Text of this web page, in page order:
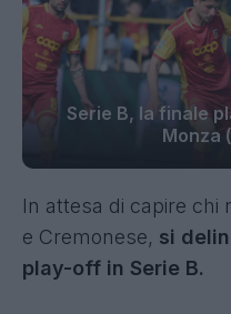
Serie B, la finale
Monza
In attesa di capire chi
e Cremonese, si
play-off in Serie B.